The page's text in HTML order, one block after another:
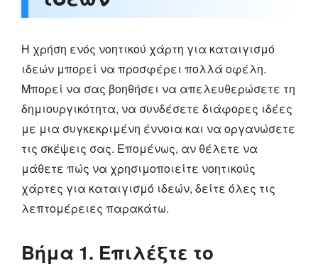
Η χρήση ενός νοητικού χάρτη για καταιγισμό
ιδεών μπορεί να προσφέρει πολλά οφέλη.
Μπορεί να σας βοηθήσει να απελευθερώσετε τη
δημιουργικότητα, να συνδέσετε διάφορες ιδέες
με μια συγκεκριμένη έννοια και να οργανώσετε
τις σκέψεις σας. Επομένως, αν θέλετε να
μάθετε πώς να χρησιμοποιείτε νοητικούς
χάρτες για καταιγισμό ιδεών, δείτε όλες τις
λεπτομέρειες παρακάτω.
Βήμα 1. Επιλέξτε το